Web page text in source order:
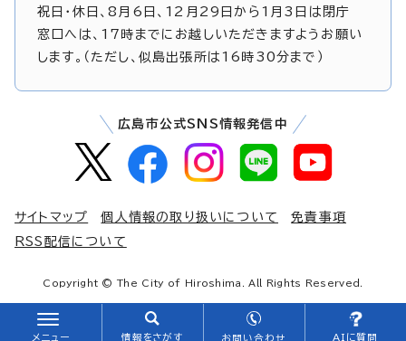
メニュー 情報をさがす お問い合わせ AIに質問
祝日・休日、8月6日、12月29日から1月3日は閉庁
窓口へは、17時までにお越しいただきますようお願い
します。（ただし、似島出張所は16時30分まで）
広島市公式SNS情報発信中
サイトマップ 個人情報の取り扱いについて
免責事項
RSS配信について
Copyright © The City of Hiroshima. All Rights Reserved.